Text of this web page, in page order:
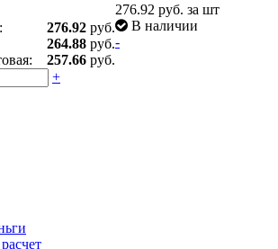
276.92 руб.
264.88 руб.
257.66 руб.
276.92 руб. за шт
В наличии
-
+